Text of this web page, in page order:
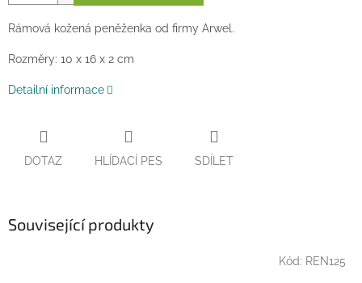
Rámová kožená peněženka od firmy Arwel.
Rozměry: 10 x 16 x 2 cm
Detailní informace
DOTAZ HLÍDACÍ PES SDÍLET
Související produkty
Kód: REN125